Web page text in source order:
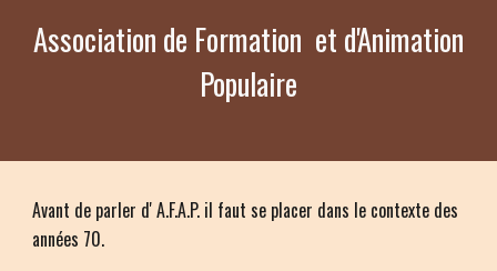
Association de Formation et d'Animation
Populaire
Avant de parler d' A.F.A.P. il faut se placer dans le contexte des
années 70.